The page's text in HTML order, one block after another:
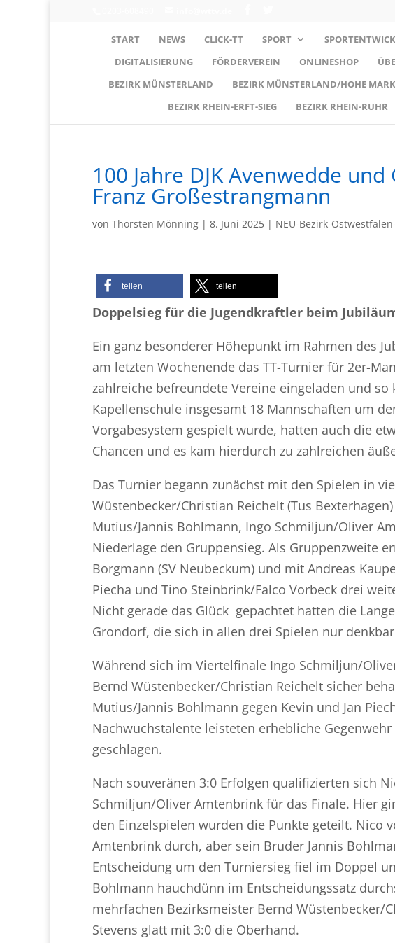
START NEWS CLICK-TT SPORT
DIGITALISIERUNG
FÖRDERVEREIN ONLINESHOP
BEZIRK MÜNSTERLAND
BEZIRK MÜNSTERLAND/HOHE MARK
BEZIRK RHEIN-ERFT-SIEG
BEZIRK RHEIN-RUHR
100 Jahre DJK Avenwedde
Franz Großestrangmann
von Thorsten Mönning | 8. Juni 2025 | NEU-Bezirk-
teilen teilen
Doppelsieg für die Jugendkraftler beim
Ein ganz besonderer Höhepunkt im Rahmen des
am letzten Wochenende das TT-Turnier für 2er-
zahlreiche befreundete Vereine eingeladen und
Kapellenschule insgesamt 18 Mannschaften um
Vorgabesystem gespielt wurde, hatten auch die
Chancen und es kam hierdurch zu zahlreichen
Das Turnier begann zunächst mit den Spielen in
Wüstenbecker/Christian Reichelt (Tus
Mutius/Jannis Bohlmann, Ingo Schmiljun/Oliver
Niederlage den Gruppensieg. Als Gruppenzweite
Borgmann (SV Neubeckum) und mit Andreas
Piecha und Tino Steinbrink/Falco Vorbeck drei
Nicht gerade das Glück gepachtet hatten die
Grondorf, die sich in allen drei Spielen nur
Während sich im Viertelfinale Ingo Schmiljun/
Bernd Wüstenbecker/Christian Reichelt sicher
Mutius/Jannis Bohlmann gegen Kevin und Jan
Nachwuchstalente leisteten erhebliche
geschlagen.
Nach souveränen 3:0 Erfolgen qualifizierten sich
Schmiljun/Oliver Amtenbrink für das Finale. Hier
den Einzelspielen wurden die Punkte geteilt. Nico
Amtenbrink durch, aber sein Bruder Jannis
Entscheidung um den Turniersieg fiel im Doppel
Bohlmann hauchdünn im Entscheidungssatz
mehrfachen Bezirksmeister Bernd Wüstenbecker/
Stevens glatt mit 3:0 die Oberhand.